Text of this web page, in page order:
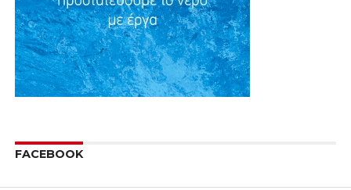
Posted on26 Μαρτίου 2015
Το Δημοτικό Συμβούλιο Κοζάνης συνεδριάζει τη Δευτέρα
παρακάτω θέματα ημερήσιας διάταξης: